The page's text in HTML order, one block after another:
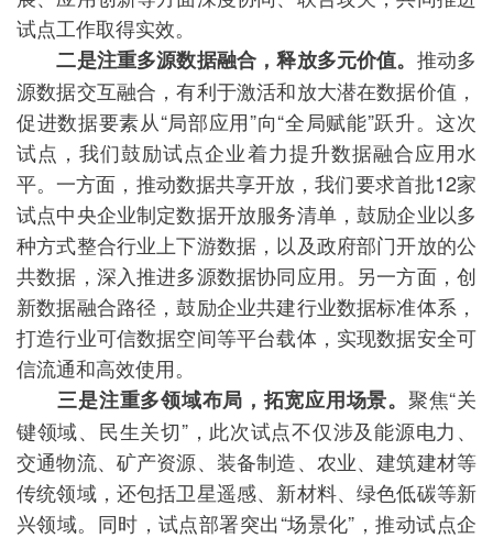
试点工作取得实效。
二是注重多源数据融合，释放多元价值。 推动多
源数据交互融合，有利于激活和放大潜在数据价值，
促进数据要素从“局部应用”向“全局赋能”跃升。这次
试点，我们鼓励试点企业着力提升数据融合应用水
平。一方面，推动数据共享开放，我们要求首批12家
试点中央企业制定数据开放服务清单，鼓励企业以多
种方式整合行业上下游数据，以及政府部门开放的公
共数据，深入推进多源数据协同应用。另一方面，创
新数据融合路径，鼓励企业共建行业数据标准体系，
打造行业可信数据空间等平台载体，实现数据安全可
信流通和高效使用。
三是注重多领域布局，拓宽应用场景。 聚焦“关
键领域、民生关切”，此次试点不仅涉及能源电力、
交通物流、矿产资源、装备制造、农业、建筑建材等
传统领域，还包括卫星遥感、新材料、绿色低碳等新
兴领域。同时，试点部署突出“场景化”，推动试点企